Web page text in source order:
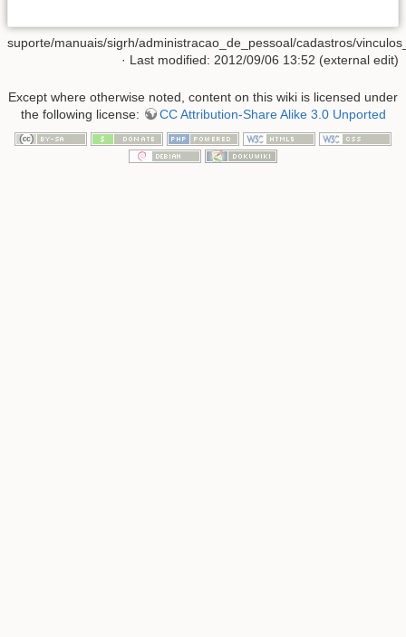
suporte/manuais/sigrh/administracao_de_pessoal/cadastros/
· Last modified: 2012/09/06 13:52 (external edit)
Except where otherwise noted, content on this wiki is licensed under
the following license:
CC Attribution-Share Alike 3.0 Unported